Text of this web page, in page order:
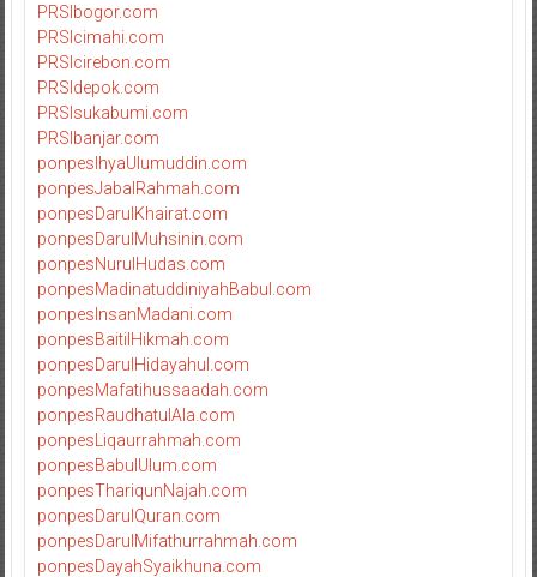
PRSIbogor.com
PRSIcimahi.com
PRSIcirebon.com
PRSIdepok.com
PRSIsukabumi.com
PRSIbanjar.com
ponpesIhyaUlumuddin.com
ponpesJabalRahmah.com
ponpesDarulKhairat.com
ponpesDarulMuhsinin.com
ponpesNurulHudas.com
ponpesMadinatuddiniyahBabul.com
ponpesInsanMadani.com
ponpesBaitilHikmah.com
ponpesDarulHidayahul.com
ponpesMafatihussaadah.com
ponpesRaudhatulAla.com
ponpesLiqaurrahmah.com
ponpesBabulUlum.com
ponpesThariqunNajah.com
ponpesDarulQuran.com
ponpesDarulMifathurrahmah.com
ponpesDayahSyaikhuna.com